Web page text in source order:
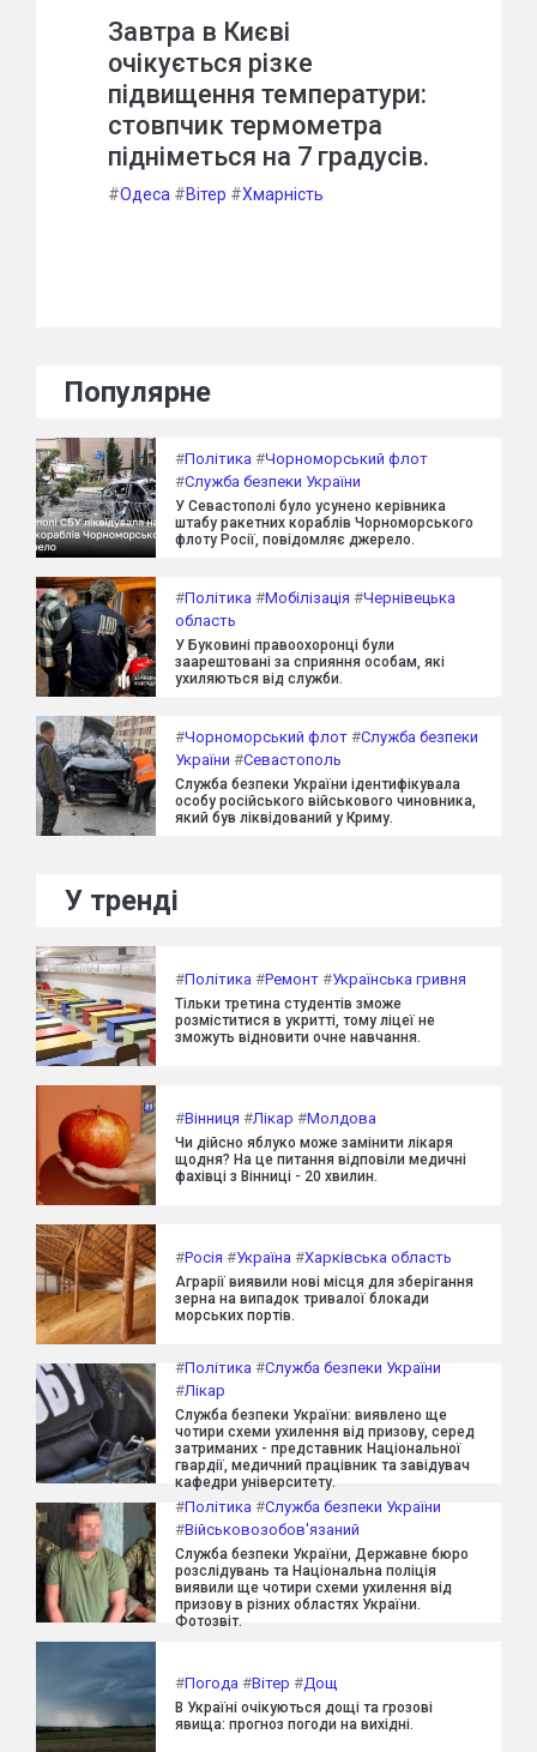
Завтра в Києві
очікується різке
підвищення температури:
стовпчик термометра
підніметься на 7 градусів.
#Одеса #Вітер #Хмарність
Популярне
#Політика #Чорноморський флот
#Служба безпеки України
У Севастополі було усунено керівника
штабу ракетних кораблів Чорноморського
флоту Росії, повідомляє джерело.
#Політика #Мобілізація #Чернівецька
область
У Буковині правоохоронці були
заарештовані за сприяння особам, які
ухиляються від служби.
#Чорноморський флот #Служба безпеки
України #Севастополь
Служба безпеки України ідентифікувала
особу російського військового чиновника,
який був ліквідований у Криму.
У тренді
#Політика #Ремонт #Українська гривня
Тільки третина студентів зможе
розміститися в укритті, тому ліцеї не
зможуть відновити очне навчання.
#Вінниця #Лікар #Молдова
Чи дійсно яблуко може замінити лікаря
щодня? На це питання відповіли медичні
фахівці з Вінниці - 20 хвилин.
#Росія #Україна #Харківська область
Аграрії виявили нові місця для зберігання
зерна на випадок тривалої блокади
морських портів.
#Політика #Служба безпеки України
#Лікар
Служба безпеки України: виявлено ще
чотири схеми ухилення від призову, серед
затриманих - представник Національної
гвардії, медичний працівник та завідувач
кафедри університету.
#Політика #Служба безпеки України
#Військовозобов'язаний
Служба безпеки України, Державне бюро
розслідувань та Національна поліція
виявили ще чотири схеми ухилення від
призову в різних областях України.
Фотозвіт.
#Погода #Вітер #Дощ
В Україні очікуються дощі та грозові
явища: прогноз погоди на вихідні.